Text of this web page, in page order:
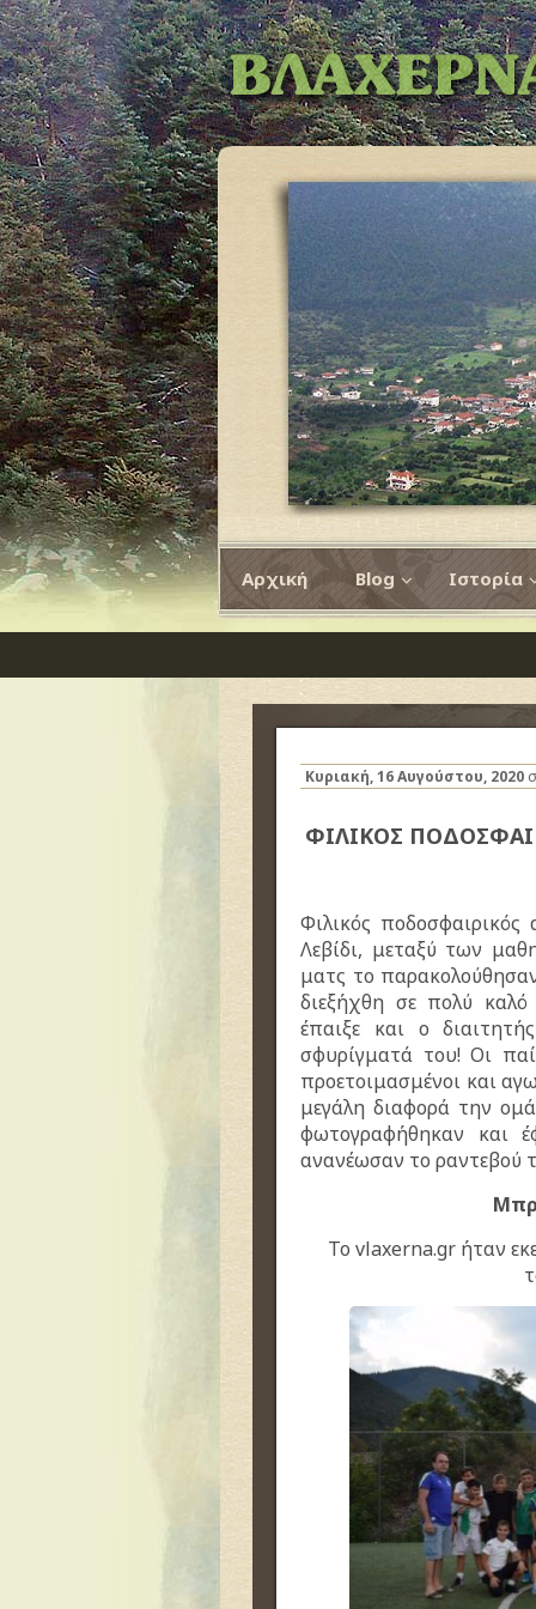
Αρχική Blog Ιστορία
Κυριακή, 16 Αυγούστου, 2020
ΦΙΛΙΚΟΣ
Φιλικός
Λεβίδι, μεταξύ των
ματς το
διεξήχθη σε πολύ
έπαιξε και ο
σφυρίγματά του! Οι
προετοιμασμένοι και
μεγάλη διαφορά την
φωτογραφήθηκαν και
ανανέωσαν το ραντεβού
Το vlaxerna.gr ήταν